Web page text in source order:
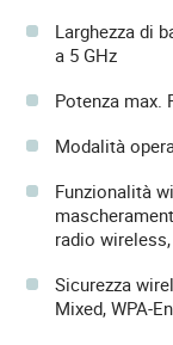
Larghezza di
a 5 GHz
Potenza max.
Modalità
Funzionalità
radio
Sicurezza
Mixed, WPA-